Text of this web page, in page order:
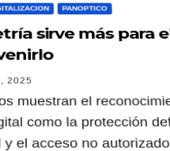
PANOPTICO
sirve más para
2025
muestran el
como la protección
y el acceso no